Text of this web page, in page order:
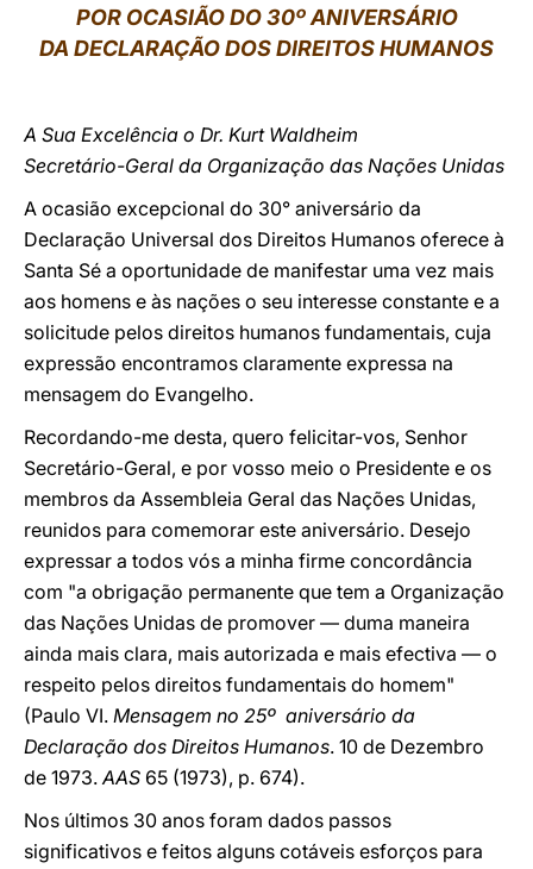
LATINE
POR OCASIÃO DO 30º ANIVERSÁRIO
DA DECLARAÇÃO DOS DIREITOS HUMANOS
A Sua Excelência o Dr. Kurt Waldheim
Secretário-Geral da Organização das Nações Unidas
A ocasião excepcional do 30° aniversário da
Declaração Universal dos Direitos Humanos oferece à
Santa Sé a oportunidade de manifestar uma vez mais
aos homens e às nações o seu interesse constante e a
solicitude pelos direitos humanos fundamentais, cuja
expressão encontramos claramente expressa na
mensagem do Evangelho.
Recordando-me desta, quero felicitar-vos, Senhor
Secretário-Geral, e por vosso meio o Presidente e os
membros da Assembleia Geral das Nações Unidas,
reunidos para comemorar este aniversário. Desejo
expressar a todos vós a minha firme concordância
com "a obrigação permanente que tem a Organização
das Nações Unidas de promover — duma maneira
ainda mais clara, mais autorizada e mais efectiva — o
respeito pelos direitos fundamentais do homem"
(Paulo VI. Mensagem no 25º aniversário da
Declaração dos Direitos Humanos. 10 de Dezembro
de 1973.AAS 65 (1973), p. 674).
Nos últimos 30 anos foram dados passos
significativos e feitos alguns cotáveis esforços para